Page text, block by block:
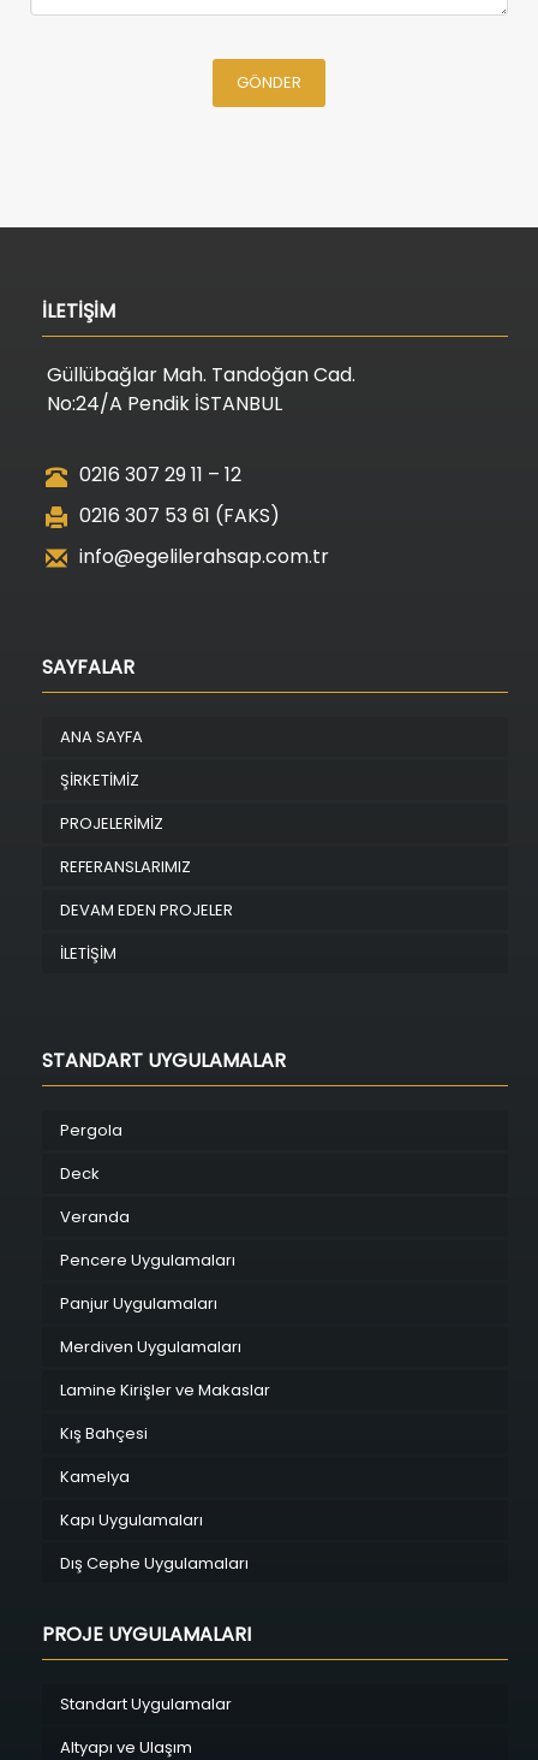
GÖNDER
İLETİŞİM
Güllübağlar Mah. Tandoğan Cad.
No:24/A Pendik İSTANBUL
0216 307 29 11 – 12
0216 307 53 61 (FAKS)
info@egelilerahsap.com.tr
SAYFALAR
ANA SAYFA
ŞİRKETİMİZ
PROJELERİMİZ
REFERANSLARIMIZ
DEVAM EDEN PROJELER
İLETİŞİM
STANDART UYGULAMALAR
Pergola
Deck
Veranda
Pencere Uygulamaları
Panjur Uygulamaları
Merdiven Uygulamaları
Lamine Kirişler ve Makaslar
Kış Bahçesi
Kamelya
Kapı Uygulamaları
Dış Cephe Uygulamaları
PROJE UYGULAMALARI
Standart Uygulamalar
Altyapı ve Ulaşım